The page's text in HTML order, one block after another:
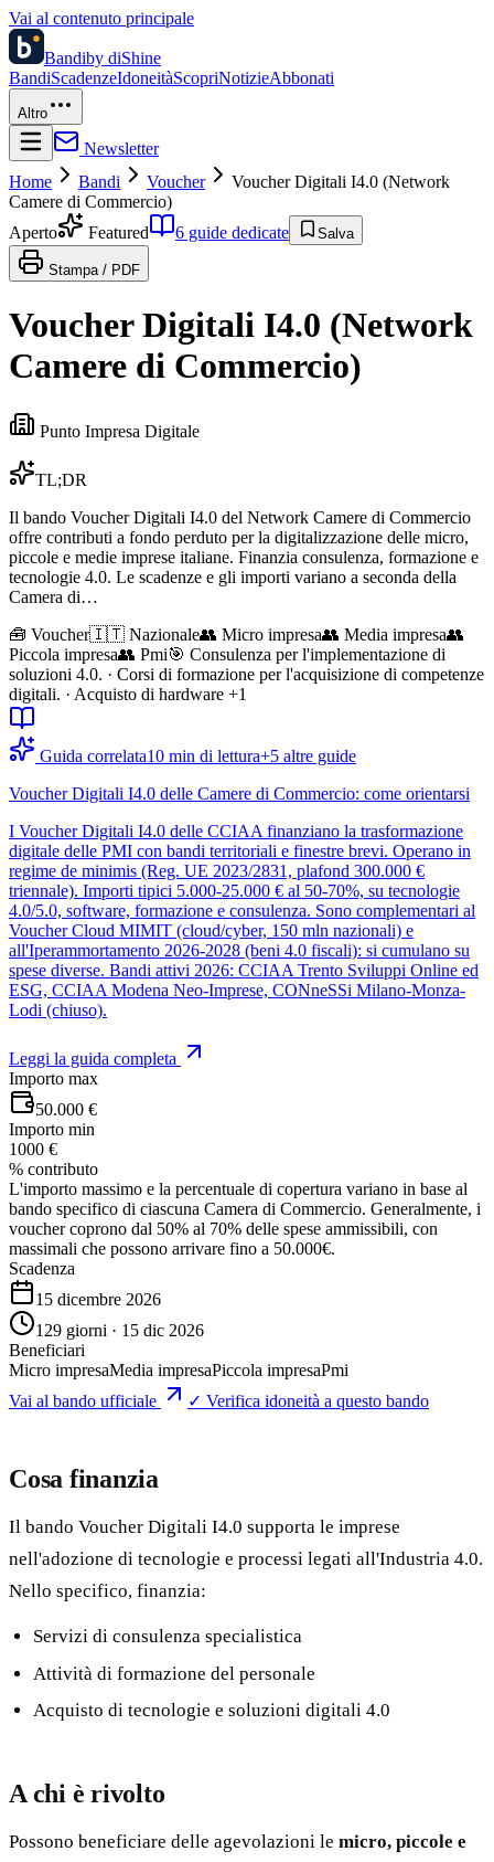
Vai al contenuto principale
Bandiby diShine
BandiScadenzeIdoneitàScopriNotizieAbbonati
Altro
Newsletter
Home
Bandi Voucher
Voucher Digitali I4.0 (Network
Camere di Commercio)
Aperto
Featured 6 guide dedicate Salva
Stampa / PDF
Voucher Digitali I4.0 (Network
Camere di Commercio)
Punto Impresa Digitale
TL;DR
Il bando Voucher Digitali I4.0 del Network Camere di Commercio
offre contributi a fondo perduto per la digitalizzazione delle micro,
piccole e medie imprese italiane. Finanzia consulenza, formazione e
tecnologie 4.0. Le scadenze e gli importi variano a seconda della
Camera di…
🧰 Voucher🇮🇹 Nazionale👥 Micro impresa👥 Media impresa👥
Piccola impresa👥 Pmi🎯 Consulenza per l'implementazione di
soluzioni 4.0. · Corsi di formazione per l'acquisizione di competenze
digitali. · Acquisto di hardware +1
Guida correlata10 min di lettura+5 altre guide
Voucher Digitali I4.0 delle Camere di Commercio: come orientarsi
I Voucher Digitali I4.0 delle CCIAA finanziano la trasformazione
digitale delle PMI con bandi territoriali e finestre brevi. Operano in
regime de minimis (Reg. UE 2023/2831, plafond 300.000 €
triennale). Importi tipici 5.000-25.000 € al 50-70%, su tecnologie
4.0/5.0, software, formazione e consulenza. Sono complementari al
Voucher Cloud MIMIT (cloud/cyber, 150 mln nazionali) e
all'Iperammortamento 2026-2028 (beni 4.0 fiscali): si cumulano su
spese diverse. Bandi attivi 2026: CCIAA Trento Sviluppi Online ed
ESG, CCIAA Modena Neo-Imprese, CONneSSi Milano-Monza-
Lodi (chiuso).
Leggi la guida completa
Importo max
50.000 €
Importo min
1000 €
% contributo
L'importo massimo e la percentuale di copertura variano in base al
bando specifico di ciascuna Camera di Commercio. Generalmente, i
voucher coprono dal 50% al 70% delle spese ammissibili, con
massimali che possono arrivare fino a 50.000€.
Scadenza
15 dicembre 2026
129 giorni · 15 dic 2026
Beneficiari
Micro impresaMedia impresaPiccola impresaPmi
Vai al bando ufficiale
✓ Verifica idoneità a questo bando
Cosa finanzia
Il bando Voucher Digitali I4.0 supporta le imprese
nell'adozione di tecnologie e processi legati all'Industria 4.0.
Nello specifico, finanzia:
Servizi di consulenza specialistica
Attività di formazione del personale
Acquisto di tecnologie e soluzioni digitali 4.0
A chi è rivolto
Possono beneficiare delle agevolazioni le micro, piccole e